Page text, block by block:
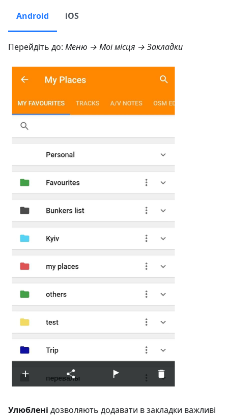
Android iOS
Перейдіть до: Меню → Мої місця → Закладки
Улюблені дозволяють додавати в закладки важливі